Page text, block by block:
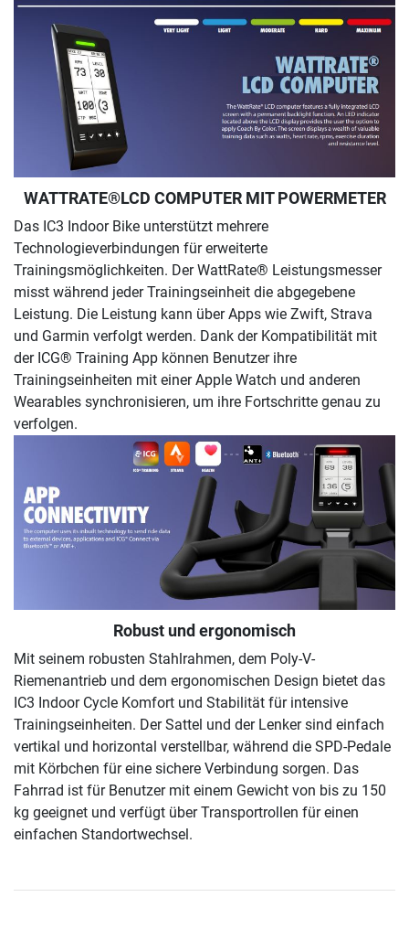
WATTRATE®LCD COMPUTER MIT POWERMETER
Das IC3 Indoor Bike unterstützt mehrere
Technologieverbindungen für erweiterte
Trainingsmöglichkeiten. Der WattRate® Leistungsmesser
misst während jeder Trainingseinheit die abgegebene
Leistung. Die Leistung kann über Apps wie Zwift, Strava
und Garmin verfolgt werden. Dank der Kompatibilität mit
der ICG® Training App können Benutzer ihre
Trainingseinheiten mit einer Apple Watch und anderen
Wearables synchronisieren, um ihre Fortschritte genau zu
verfolgen.
Robust und ergonomisch
Mit seinem robusten Stahlrahmen, dem Poly-V-
Riemenantrieb und dem ergonomischen Design bietet das
IC3 Indoor Cycle Komfort und Stabilität für intensive
Trainingseinheiten. Der Sattel und der Lenker sind einfach
vertikal und horizontal verstellbar, während die SPD-Pedale
mit Körbchen für eine sichere Verbindung sorgen. Das
Fahrrad ist für Benutzer mit einem Gewicht von bis zu 150
kg geeignet und verfügt über Transportrollen für einen
einfachen Standortwechsel.